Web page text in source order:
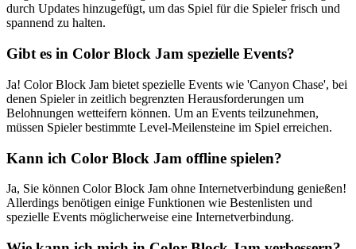
durch Updates hinzugefügt, um das Spiel für die Spieler frisch und
spannend zu halten.
Gibt es in Color Block Jam spezielle Events?
Ja! Color Block Jam bietet spezielle Events wie 'Canyon Chase', bei
denen Spieler in zeitlich begrenzten Herausforderungen um
Belohnungen wetteifern können. Um an Events teilzunehmen,
müssen Spieler bestimmte Level-Meilensteine im Spiel erreichen.
Kann ich Color Block Jam offline spielen?
Ja, Sie können Color Block Jam ohne Internetverbindung genießen!
Allerdings benötigen einige Funktionen wie Bestenlisten und
spezielle Events möglicherweise eine Internetverbindung.